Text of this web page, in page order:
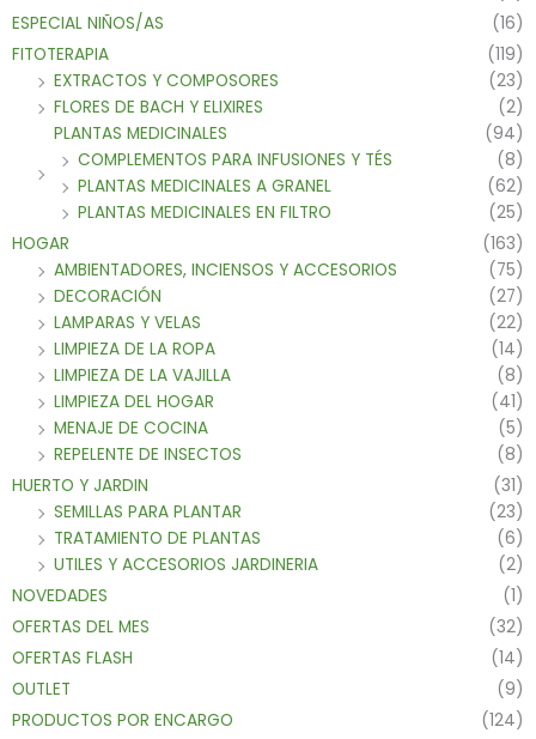
ESPECIAL NIÑOS/AS
(16)
FITOTERAPIA
(119)
EXTRACTOS Y COMPOSORES
(23)
FLORES DE BACH Y ELIXIRES
(2)
PLANTAS MEDICINALES
(94)
COMPLEMENTOS PARA INFUSIONES Y TÉS
(8)
PLANTAS MEDICINALES A GRANEL
(62)
PLANTAS MEDICINALES EN FILTRO
(25)
HOGAR
(163)
AMBIENTADORES, INCIENSOS Y ACCESORIOS
(75)
DECORACIÓN
(27)
LAMPARAS Y VELAS
(22)
LIMPIEZA DE LA ROPA
(14)
LIMPIEZA DE LA VAJILLA
(8)
LIMPIEZA DEL HOGAR
(41)
MENAJE DE COCINA
(5)
REPELENTE DE INSECTOS
(8)
HUERTO Y JARDIN
(31)
SEMILLAS PARA PLANTAR
(23)
TRATAMIENTO DE PLANTAS
(6)
UTILES Y ACCESORIOS JARDINERIA
(2)
NOVEDADES
(1)
OFERTAS DEL MES
(32)
OFERTAS FLASH
(14)
OUTLET
(9)
PRODUCTOS POR ENCARGO
(124)